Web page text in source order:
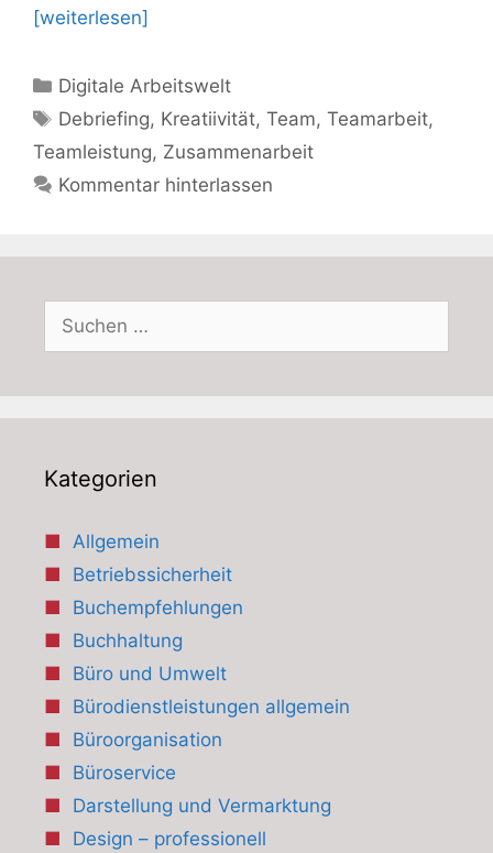
[weiterlesen]
Kategorien
Digitale Arbeitswelt
Schlagwörter
Debriefing, Kreatiivität,Team,Teamarbeit,
Teamleistung, Zusammenarbeit
Kommentar hinterlassen
Suchen
nach:
Kategorien
Allgemein
Betriebssicherheit
Buchempfehlungen
Buchhaltung
Büro und Umwelt
Bürodienstleistungen allgemein
Büroorganisation
Büroservice
Darstellung und Vermarktung
Design – professionell